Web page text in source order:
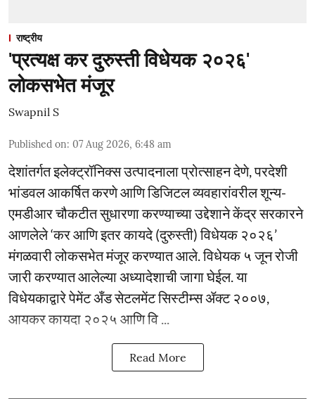
राष्ट्रीय
'प्रत्यक्ष कर दुरुस्ती विधेयक २०२६'
लोकसभेत मंजूर
Swapnil S
Published on: 07 Aug 2026, 6:48 am
देशांतर्गत इलेक्ट्रॉनिक्स उत्पादनाला प्रोत्साहन देणे, परदेशी
भांडवल आकर्षित करणे आणि डिजिटल व्यवहारांवरील शून्य-
एमडीआर चौकटीत सुधारणा करण्याच्या उद्देशाने केंद्र सरकारने
आणलेले ‘कर आणि इतर कायदे (दुरुस्ती) विधेयक २०२६’
मंगळवारी लोकसभेत मंजूर करण्यात आले. विधेयक ५ जून रोजी
जारी करण्यात आलेल्या अध्यादेशाची जागा घेईल. या
विधेयकाद्वारे पेमेंट अँड सेटलमेंट सिस्टीम्स ॲक्ट २००७,
आयकर कायदा २०२५ आणि वि ...
Read More